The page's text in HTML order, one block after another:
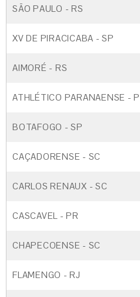
SÃO PAULO - RS
XV DE PIRACICABA - SP
AIMORÉ - RS
ATHLÉTICO PARANAENSE -
BOTAFOGO - SP
CAÇADORENSE - SC
CARLOS RENAUX - SC
CASCAVEL - PR
CHAPECOENSE - SC
FLAMENGO - RJ